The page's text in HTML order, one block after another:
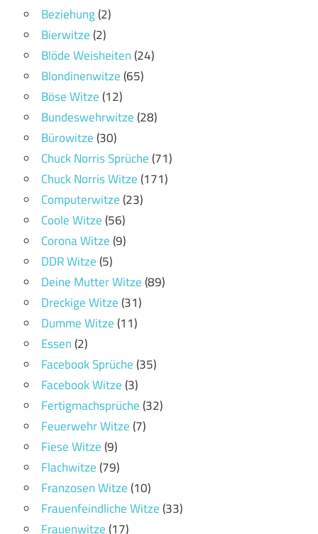
Beziehung(2)
Bierwitze(2)
Blöde Weisheiten(24)
Blondinenwitze(65)
Böse Witze(12)
Bundeswehrwitze(28)
Bürowitze(30)
Chuck Norris Sprüche(71)
Chuck Norris Witze(171)
Computerwitze(23)
Coole Witze(56)
Corona Witze(9)
DDR Witze(5)
Deine Mutter Witze(89)
Dreckige Witze(31)
Dumme Witze(11)
Essen(2)
Facebook Sprüche(35)
Facebook Witze(3)
Fertigmachsprüche(32)
Feuerwehr Witze(7)
Fiese Witze(9)
Flachwitze(79)
Franzosen Witze(10)
Frauenfeindliche Witze(33)
Frauenwitze(17)